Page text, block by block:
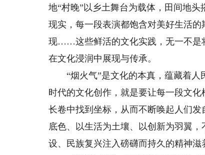
地“村晚”以乡土舞台为载体，田间地
现实，每一段表演都饱含对美好生活
现……这些鲜活的文化实践，无一不是
在文化浸润中展现与传承。
“烟火气”是文化的本真，蕴藏着人
时代的文化创作，就是要让每一段文
长卷中找到坐标，从而不断唤起人们
底色、以生活为土壤、以创新为羽翼
设、民族复兴注入磅礴而持久的精神滋